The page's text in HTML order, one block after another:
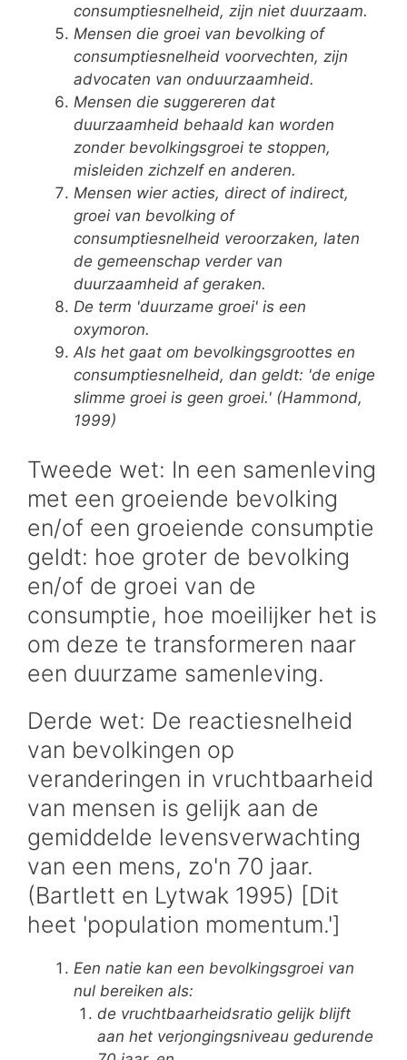
consumptiesnelheid, zijn niet duurzaam.
Mensen die groei van bevolking of
consumptiesnelheid voorvechten, zijn
advocaten van onduurzaamheid.
Mensen die suggereren dat
duurzaamheid behaald kan worden
zonder bevolkingsgroei te stoppen,
misleiden zichzelf en anderen.
Mensen wier acties, direct of indirect,
groei van bevolking of
consumptiesnelheid veroorzaken, laten
de gemeenschap verder van
duurzaamheid af geraken.
De term 'duurzame groei' is een
oxymoron.
Als het gaat om bevolkingsgroottes en
consumptiesnelheid, dan geldt: 'de enige
slimme groei is geen groei.' (Hammond,
1999)
Tweede wet: In een samenleving
met een groeiende bevolking
en/of een groeiende consumptie
geldt: hoe groter de bevolking
en/of de groei van de
consumptie, hoe moeilijker het is
om deze te transformeren naar
een duurzame samenleving.
Derde wet: De reactiesnelheid
van bevolkingen op
veranderingen in vruchtbaarheid
van mensen is gelijk aan de
gemiddelde levensverwachting
van een mens, zo'n 70 jaar.
(Bartlett en Lytwak 1995) [Dit
heet 'population momentum.']
Een natie kan een bevolkingsgroei van
nul bereiken als:
de vruchtbaarheidsratio gelijk blijft
aan het verjongingsniveau gedurende